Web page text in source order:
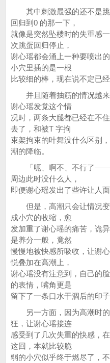
其中刺激最强的还不是跳
回归到0 的那一下，
就像是突然坠楼时的失重感
次跳蛋回归停止，
谢心瑶都会涌上一种要喷出
小穴里插的是一根
比较细的棒，现在说不定已
并且随着抽筋的情况越来
谢心瑶发觉这个情
况时，两条大腿都已经在不
去了，和被T 字拘
束架拘束的叶舞没什么区别
潮的降临。
「呃、啊不、不行了——
周边此时没什么人，
即便谢心瑶发出了些许让人
但是，高潮只会让情况变
成小穴的收缩，愈
发加重了谢心瑶的痛苦，诡
是养分一般，竟然
慢慢地被快感所吸收，让谢
悦叠加在高潮上，
谢心瑶没有注意到，自己的
的表情，嘴角更是
留下了一条口水干涸后的印子
另一方面，因为高潮时的
狂，让谢心瑶接连
感受到了几次失重的快感，
这回，本就比较脆
弱的小穴似乎终于燃尽了，